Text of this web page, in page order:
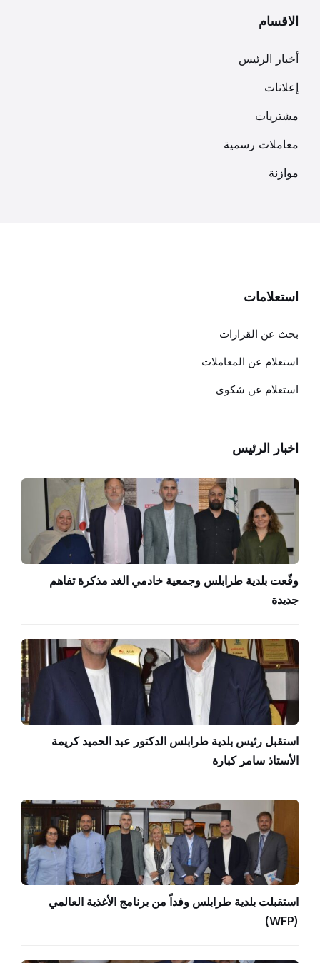
الاقسام
أخبار الرئيس
إعلانات
مشتريات
معاملات رسمية
موازنة
استعلامات
بحث عن القرارات
استعلام عن المعاملات
استعلام عن شكوى
اخبار الرئيس
وقّعت بلدية طرابلس وجمعية خادمي الغد مذكرة تفاهم
جديدة
استقبل رئيس بلدية طرابلس الدكتور عبد الحميد كريمة
الأستاذ سامر كبارة
استقبلت بلدية طرابلس وفداً من برنامج الأغذية العالمي
(WFP)